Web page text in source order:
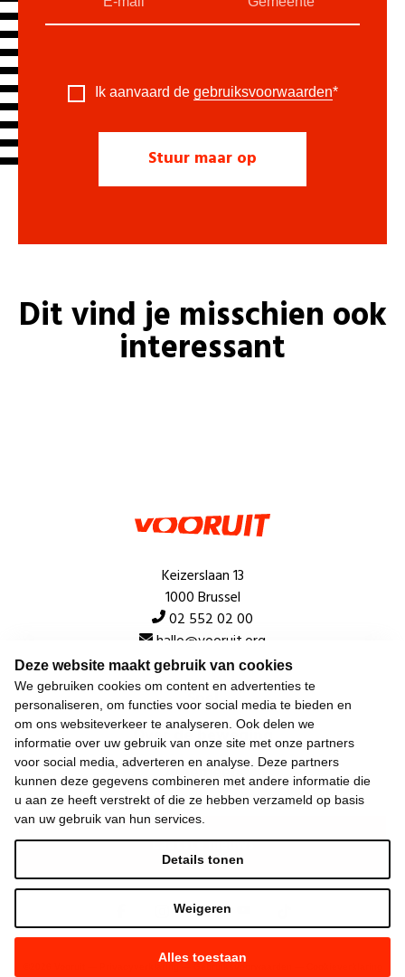
Deze website maakt gebruik van cookies
We gebruiken cookies om content en advertenties te
personaliseren, om functies voor social media te bieden en
om ons websiteverkeer te analyseren. Ook delen we
informatie over uw gebruik van onze site met onze partners
voor social media, adverteren en analyse. Deze partners
kunnen deze gegevens combineren met andere informatie die
u aan ze heeft verstrekt of die ze hebben verzameld op basis
van uw gebruik van hun services.
Alles toestaan
Weigeren
Details tonen
Ik aanvaard de gebruiksvoorwaarden*
Dit vind je misschien ook
interessant
Keizerslaan 13
1000 Brussel
02 552 02 00
hallo@vooruit.org
Snel
Over de beweging
Algemeen
Laatste nieuws